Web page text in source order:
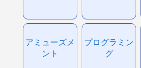
アミューズメ
ント
プログラミン
グ